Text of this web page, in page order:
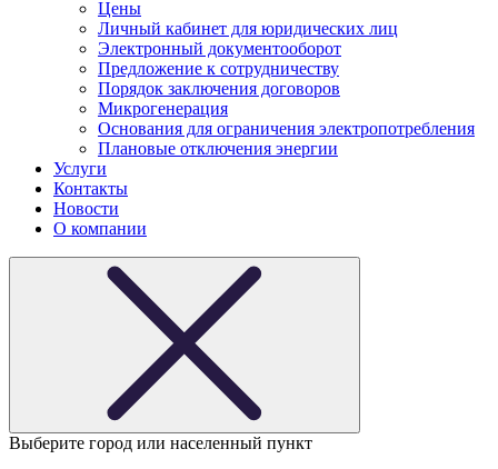
Цены
Личный кабинет для юридических лиц
Электронный документооборот
Предложение к сотрудничеству
Порядок заключения договоров
Микрогенерация
Основания для ограничения электропотребления
Плановые отключения энергии
Услуги
Контакты
Новости
О компании
Выберите город или населенный пункт